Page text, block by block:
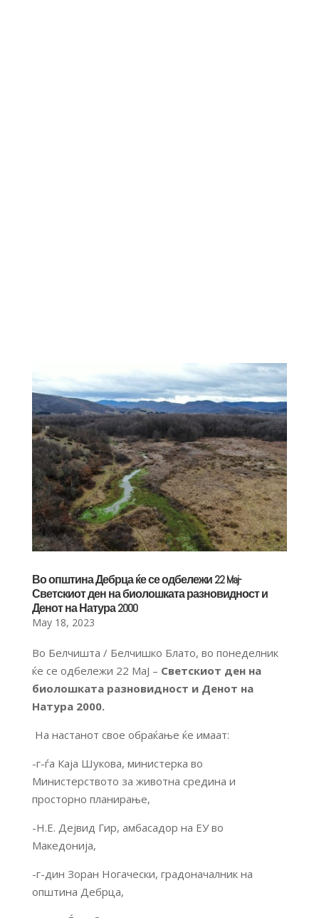
Во општина Дебрца ќе се одбележи 22 Maj-
Светскиот ден на биолошката разновидност и
Денот на Натура 2000
May 18, 2023
Во Белчишта / Белчишко Блато, во понеделник
ќе се одбележи 22 МаЈ – Светскиот ден на
биолошката разновидност и Денот на
Натура 2000.
На настанот свое обраќање ќе имаат:
-г-ѓа Каја Шукова, министерка во
Министерството за животна средина и
просторно планирање,
-Н.Е. Дејвид Гир, амбасадор на ЕУ во
Македонија,
-г-дин Зоран Ногачески, градоначалник на
општина Дебрца,